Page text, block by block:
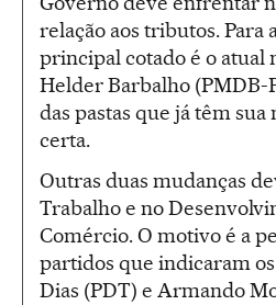
relação aos tributos. Para
principal cotado é o atual
Helder Barbalho (PMDB-
das pastas que já têm
certa.
Outras duas mudanças
Trabalho e no
Comércio. O motivo é a
partidos que indicaram
Dias (PDT) e Armando